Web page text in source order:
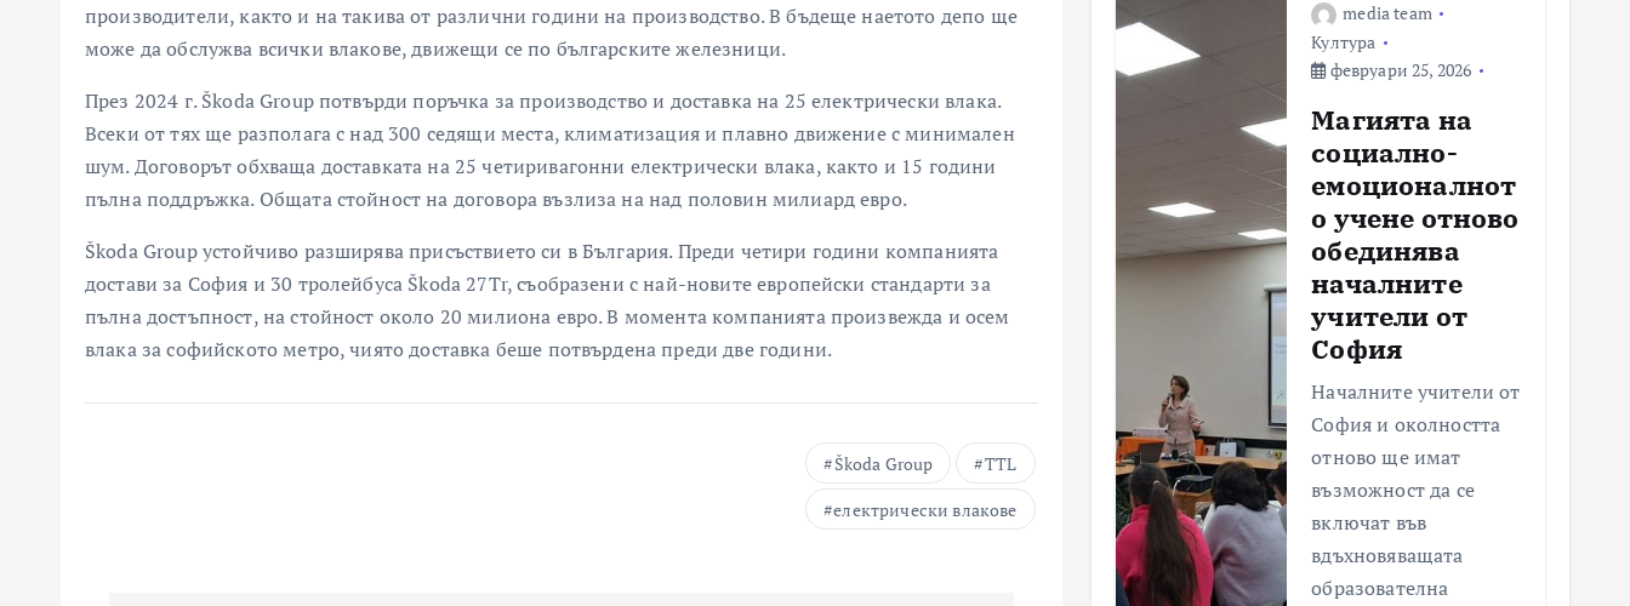
производители, както и на такива от различни години на производство. В бъдеще наетото депо ще
може да обслужва всички влакове, движещи се по българските железници.
През 2024 г. Škoda Group потвърди поръчка за производство и доставка на 25 електрически влака.
Всеки от тях ще разполага с над 300 седящи места, климатизация и плавно движение с минимален
шум. Договорът обхваща доставката на 25 четиривагонни електрически влака, както и 15 години
пълна поддръжка. Общата стойност на договора възлиза на над половин милиард евро.
Škoda Group устойчиво разширява присъствието си в България. Преди четири години компанията
достави за София и 30 тролейбуса Škoda 27Tr, съобразени с най-новите европейски стандарти за
пълна достъпност, на стойност около 20 милиона евро. В момента компанията произвежда и осем
влака за софийското метро, чиято доставка беше потвърдена преди две години.
Škoda Group
TTL
електрически влакове
media team
Култура
февруари 25, 2026
Магията на
социално-
емоционалнот
о учене отново
обединява
началните
учители от
София
Началните учители от
София и околността
отново ще имат
възможност да се
включат във
вдъхновяващата
образователна